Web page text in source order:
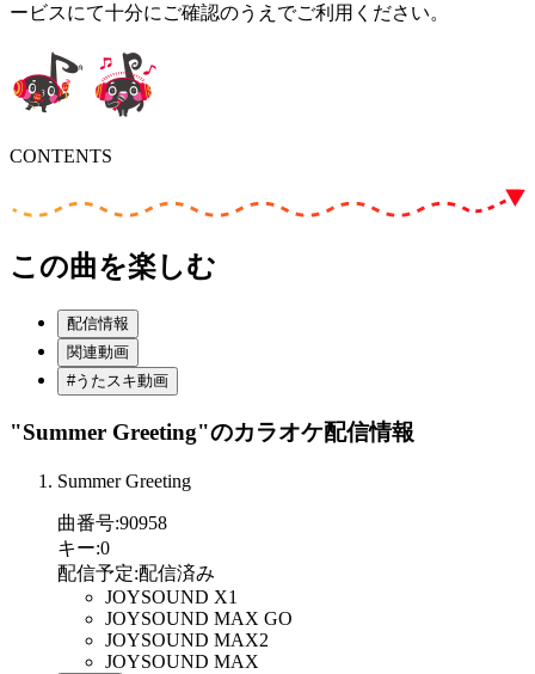
ービスにて十分にご確認のうえでご利用ください。
CONTENTS
この曲を楽しむ
配信情報
関連動画
#うたスキ動画
"Summer Greeting"のカラオケ配信情報
Summer Greeting
曲番号:90958
キー:0
配信予定:配信済み
JOYSOUND X1
JOYSOUND MAX GO
JOYSOUND MAX2
JOYSOUND MAX